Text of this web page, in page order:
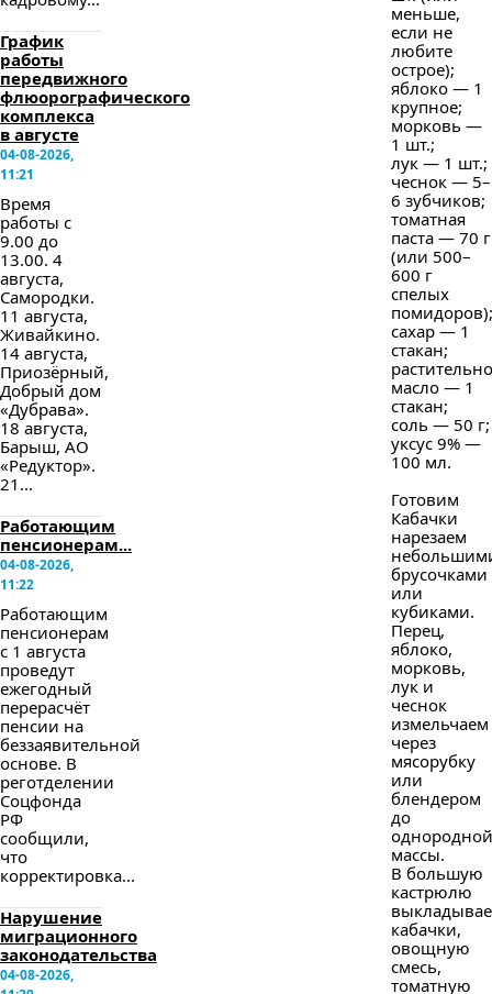
График
работы
передвижного
флюорографического
комплекса
в августе
04-08-2026,
11:21
Время
работы с
9.00 до
13.00. 4
августа,
Самородки.
11 августа,
Живайкино.
14 августа,
Приозёрный,
Добрый дом
«Дубрава».
18 августа,
Барыш, АО
«Редуктор».
21...
Работающим
пенсионерам...
04-08-2026,
11:22
Работающим
пенсионерам
с 1 августа
проведут
ежегодный
перерасчёт
пенсии на
беззаявительной
основе. В
реготделении
Соцфонда
РФ
сообщили,
что
корректировка...
Нарушение
миграционного
законодательства
04-08-2026,
меньше,
если не
любите
острое);
яблоко — 1
крупное;
морковь —
1 шт.;
лук — 1 шт.;
чеснок — 5–
6 зубчиков;
томатная
паста — 70 г
(или 500–
600 г
спелых
помидоров);
сахар — 1
стакан;
масло — 1
стакан;
соль — 50 г;
уксус 9% —
100 мл.
Готовим
Кабачки
нарезаем
брусочками
или
кубиками.
Перец,
яблоко,
морковь,
лук и
чеснок
измельчаем
через
мясорубку
или
блендером
до
однородной
массы.
В большую
кастрюлю
кабачки,
овощную
смесь,
томатную